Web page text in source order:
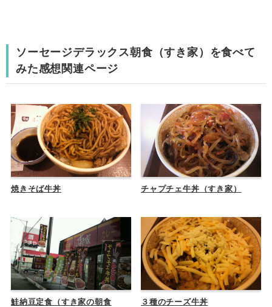
ソーセージデラックス朝食（すき家）を食べて
みた感想関連ページ
焼きそば牛丼 チャプチェ牛丼（すき家）
鮭納豆定食（すき家の朝食
３種のチーズ牛丼